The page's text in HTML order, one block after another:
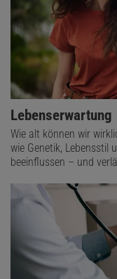
Lebenserwartung
Wie alt können wir
wie Genetik, Lebensstil
beeinflussen – und